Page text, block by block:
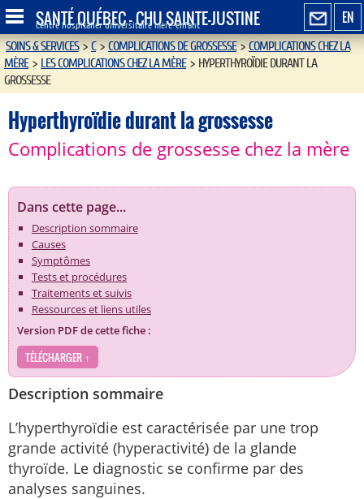
EN
SANTÉ QUÉBEC - CHU SAINTE-JUSTINE
Centre hospitalier universitaire mère-enfant
SOINS & SERVICES>C>COMPLICATIONS DE GROSSESSE>COMPLICATIONS CHEZ LA
MÈRE > LES COMPLICATIONS CHEZ LA MÈRE > HYPERTHYROÏDIE DURANT LA
GROSSESSE
Hyperthyroïdie durant la grossesse
Complications de grossesse chez la mère
Dans cette page...
Description sommaire
Causes
Symptômes
Tests et procédures
Traitements et suivis
Ressources et liens utiles
Version PDF de cette fiche :
TÉLÉCHARGER ↑
Description sommaire
L’hyperthyroïdie est caractérisée par une trop
grande activité (hyperactivité) de la glande
thyroïde. Le diagnostic se confirme par des
analyses sanguines.